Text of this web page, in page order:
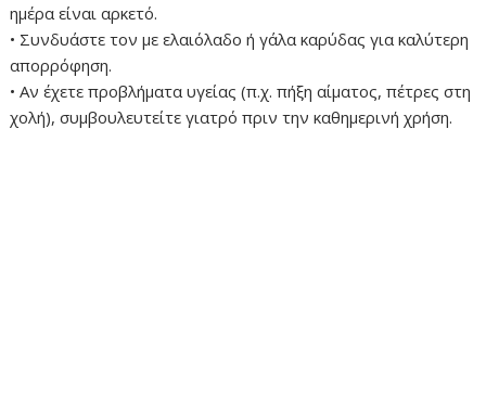
ημέρα είναι αρκετό.
• Συνδυάστε τον με ελαιόλαδο ή γάλα καρύδας για καλύτερη
απορρόφηση.
• Αν έχετε προβλήματα υγείας (π.χ. πήξη αίματος, πέτρες στη
χολή), συμβουλευτείτε γιατρό πριν την καθημερινή χρήση.